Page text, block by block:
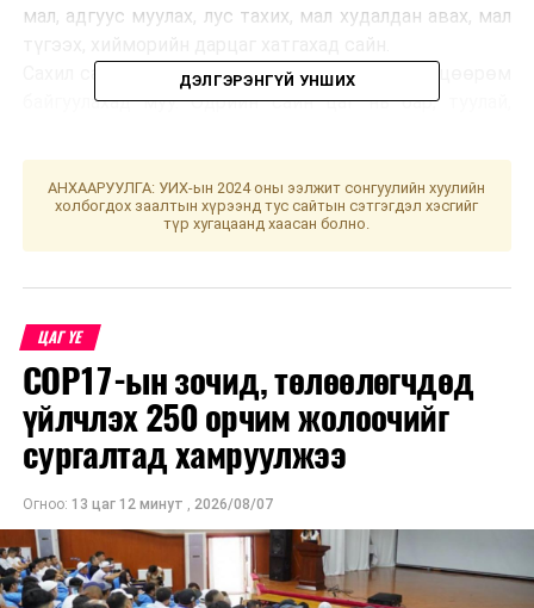
мал, адгуус муулах, лус тахих, мал худалдан авах, мал
Сахил санваар авах, хануур, төөнүүр хийлгэх, цөөрөм
байгуулахад муу. Өдрийн сайн цаг нь бар, туулай,
одогсод урагш мөрөө гаргавал зохистой. Үс шинээр
үргээлгэх буюу засуулбал эд, мал арвидна хэмээжээ.
УНШСАН: 3078
ДАРААХ МЭДЭЭ
ӨМНӨХ МЭДЭЭ
Хятадын цагдаагийн 19 ажилтныг авлигатай
холбоотойгоор албан тушаалаас нь чөлөөлөв
ДЭЛГЭРЭНГҮЙ УНШИХ
АНХААРУУЛГА: УИХ-ын 2024 оны ээлжит сонгуулийн хуулийн
холбогдох заалтын хүрээнд тус сайтын сэтгэгдэл хэсгийг
түр хугацаанд хаасан болно.
ЦАГ ҮЕ
COP17-ын зочид, төлөөлөгчдөд
үйлчлэх 250 орчим жолоочийг
сургалтад хамруулжээ
Огноо: 13 цаг 12 минут 2026/08/07